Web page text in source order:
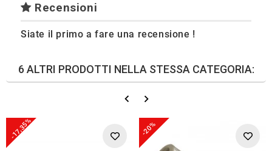
Recensioni
Siate il primo a fare una recensione !
6 ALTRI PRODOTTI NELLA STESSA CATEGORIA:
-17,35% -20%